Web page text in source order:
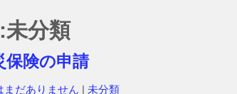
未分類
保険の申請
まだありません | 未分類